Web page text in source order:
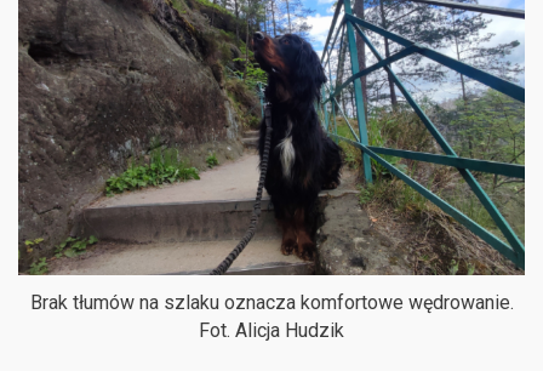
Brak tłumów na szlaku oznacza komfortowe wędrowanie.
Fot. Alicja Hudzik